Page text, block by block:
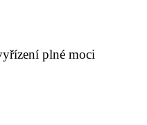
plné moci